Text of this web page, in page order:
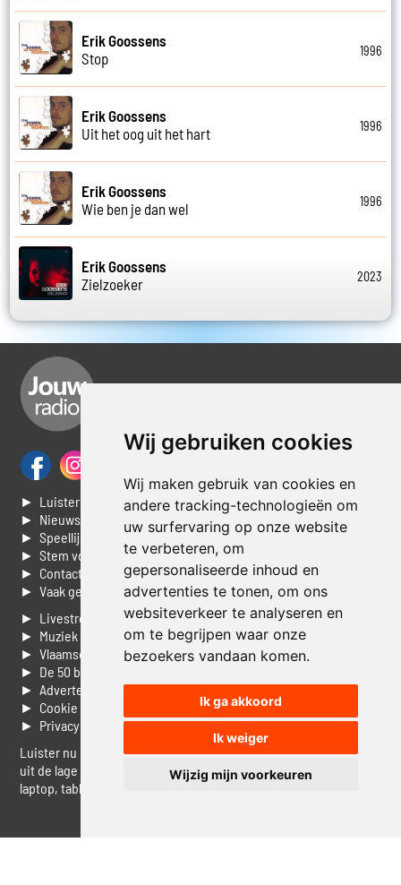
Wij gebruiken cookies
Wij maken gebruik van cookies en
andere tracking-technologieën om
uw surfervaring op onze website
te verbeteren, om
gepersonaliseerde inhoud en
advertenties te tonen, om ons
websiteverkeer te analyseren en
om te begrijpen waar onze
bezoekers vandaan komen.
Ik ga akkoord
Ik weiger
Wijzig mijn voorkeuren
Erik Goossens
Stop
1996
Erik Goossens
Uit het oog uit het hart
1996
Erik Goossens
Wie ben je dan wel
1996
Erik Goossens
Zielzoeker
2023
► Luisteren naar Jouwradio
► Nieuws
► Speellijst
► Stem voor de Dag top 3
► Contacteer ons
► Vaak gestelde vragen
► Livestream informatie
► Muziek opzoeken
► Vlaamse 100 Aller tijden
► De 50 beste van...
► Adverteren op Jouwradio
► Cookie voorkeuren wijzigen
► Privacyinformatie
Luister nu naar Jouwradio! De beste Nederlandstalige muziek
uit de lage landen hoor je hier al 20 jaar. In digitale kwaliteit op je
laptop, tablet of smartphone.